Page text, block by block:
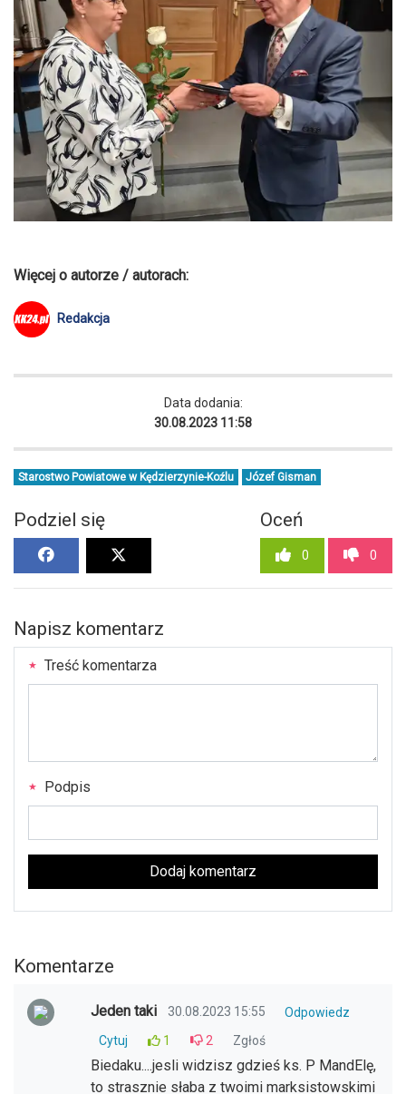
Więcej o autorze / autorach:
Redakcja
Data dodania:
30.08.2023 11:58
Starostwo Powiatowe w Kędzierzynie-Koźlu Józef Gisman
Podziel się Oceń
0 0
Napisz komentarz
Treść komentarza
Podpis
Dodaj komentarz
Komentarze
Jeden taki 30.08.2023 15:55
Odpowiedz
Cytuj
1 2 Zgłoś
Biedaku....jesli widzisz gdzieś ks. P MandElę,
to strasznie słaba z twoimi marksistowskimi